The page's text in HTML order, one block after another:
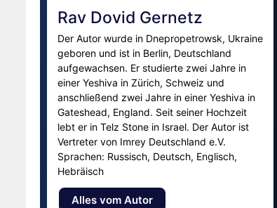
Rav Dovid Gernetz
Der Autor wurde in Dnepropetrowsk, Ukraine
geboren und ist in Berlin, Deutschland
aufgewachsen. Er studierte zwei Jahre in
einer Yeshiva in Zürich, Schweiz und
anschließend zwei Jahre in einer Yeshiva in
Gateshead, England. Seit seiner Hochzeit
lebt er in Telz Stone in Israel. Der Autor ist
Vertreter von Imrey Deutschland e.V.
Sprachen: Russisch, Deutsch, Englisch,
Hebräisch
Alles vom Autor